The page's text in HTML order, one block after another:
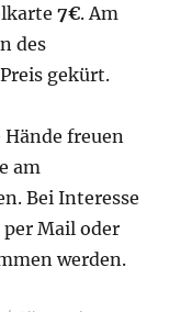
7€. Am
des
gekürt.
freuen
am
Bei Interesse
Mail oder
werden.